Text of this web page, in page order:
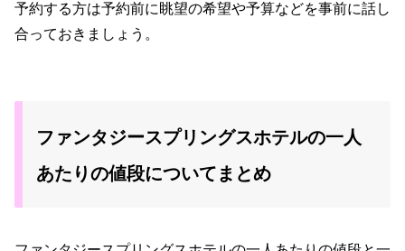
予約する方は予約前に眺望の希望や予算などを事前に話し
合っておきましょう。
ファンタジースプリングスホテルの一人
あたりの値段についてまとめ